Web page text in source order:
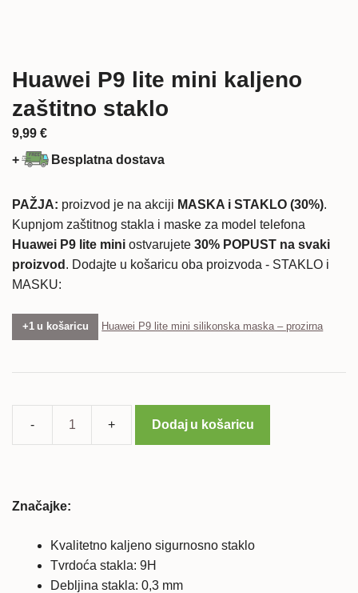
Huawei P9 lite mini kaljeno
zaštitno staklo
9,99 €
+
Besplatna dostava
PAŽJA: proizvod je na akciji MASKA i STAKLO (30%).
Kupnjom zaštitnog stakla i maske za model telefona
Huawei P9 lite mini ostvarujete 30% POPUST na svaki
proizvod . Dodajte u košaricu oba proizvoda - STAKLO i
MASKU:
+1 u košaricu Huawei P9 lite mini silikonska maska – prozirna
Huawei
staklo
količina
Dodaj u košaricu
Značajke:
Kvalitetno kaljeno sigurnosno staklo
Tvrdoća stakla: 9H
Debljina stakla: 0,3 mm